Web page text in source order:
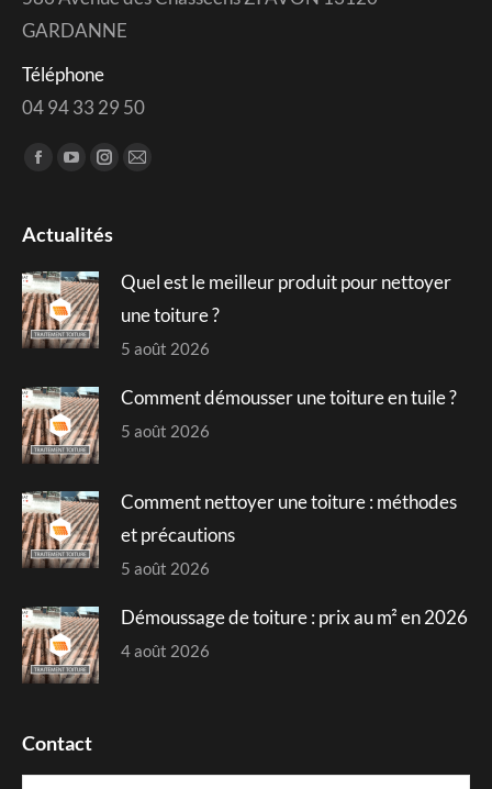
GARDANNE
Téléphone
04 94 33 29 50
Trouvez nous sur :
Facebook
opens
new
window
YouTube
opens
new
window
Instagram
opens
new
window
Mail
new
window
Actualités
Quel est le meilleur produit pour nettoyer
une toiture ?
5 août 2026
Comment démousser une toiture en tuile ?
5 août 2026
Comment nettoyer une toiture : méthodes
et précautions
5 août 2026
Démoussage de toiture : prix au m² en 2026
4 août 2026
Contact